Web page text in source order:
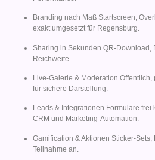
Branding nach Maß Startscreen,
exakt umgesetzt für Regensburg.
Sharing in Sekunden QR-Download,
Reichweite.
Live-Galerie & Moderation
für sichere Darstellung.
Leads & Integrationen Formulare frei
CRM und Marketing-Automation.
Gamification & Aktionen Sticker-
Teilnahme an.